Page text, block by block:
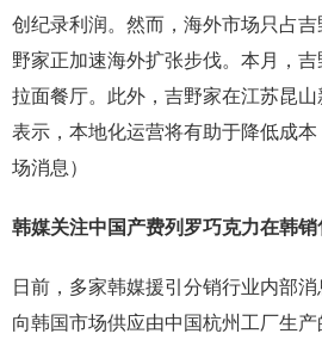
创纪录利润。然而，海外市场只占
野家正加速海外扩张步伐。本月，
拉面餐厅。此外，吉野家在江苏昆
表示，本地化运营将有助于降低成
场消息）
韩媒关注中国产费列罗巧克力在韩销
日前，多家韩媒援引分销行业内部
向韩国市场供应由中国杭州工厂生产